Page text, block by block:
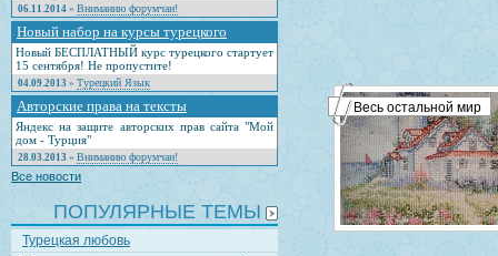
06.11.2014 » Вниманию форумчан!
Новый набор на курсы турецкого
Новый БЕСПЛАТНЫЙ курс турецкого стартует
15 сентября! Не пропустите!
04.09.2013 » Турецкий Язык
Авторские права на тексты
Яндекс на защите авторских прав сайта "Мой
дом - Турция"
28.03.2013 » Вниманию форумчан!
Все новости
ПОПУЛЯРНЫЕ ТЕМЫ
Турецкая любовь
Весь остальной мир